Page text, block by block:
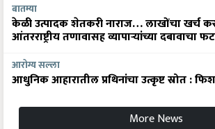
बातम्या
केळी उत्पादक शेतकरी नाराज… लाखोंचा खर्च
आंतरराष्ट्रीय तणावासह व्यापाऱ्यांच्या दबावाचा
आरोग्य सल्ला
आधुनिक आहारातील प्रथिनांचा उत्कृष्ट स्रोत :
More News